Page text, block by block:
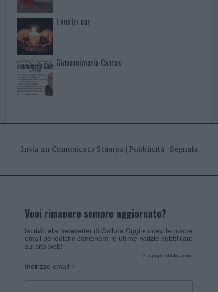
I nostri cari
Giovannimaria Cabras
Invia un Comunicato Stampa| Pubblicità| Segnala
Vuoi rimanere sempre aggiornato?
Iscriviti alla newsletter di Gallura Oggi e ricevi le nostre
email periodiche contenenti le ultime notizie pubblicate
sul sito web!
* campo obbligatorio
Indirizzo email *